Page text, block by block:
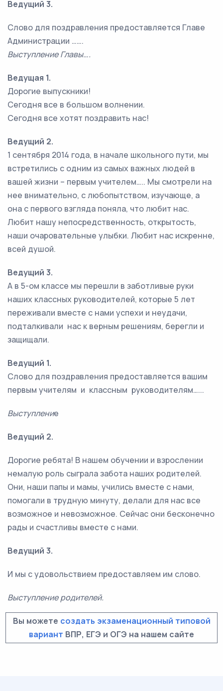
Ведущий 3.
Слово для поздравления предоставляется Главе
Администрации …….
Выступление Главы….
Ведущая 1.
Дорогие выпускники!
Сегодня все в большом волнении.
Сегодня все хотят поздравить нас!
Ведущий 2.
1 сентября 2014 года, в начале школьного пути, мы
встретились с одним из самых важных людей в
вашей жизни – первым учителем….. Мы смотрели на
нее внимательно, с любопытством, изучающе, а
она с первого взгляда поняла, что любит нас.
Любит нашу непосредственность, открытость,
наши очаровательные улыбки. Любит нас искренне,
всей душой.
Ведущий 3.
А в 5-ом классе мы перешли в заботливые руки
наших классных руководителей, которые 5 лет
переживали вместе с нами успехи и неудачи,
подталкивали нас к верным решениям, берегли и
защищали.
Ведущий 1.
Слово для поздравления предоставляется вашим
первым учителям и классным руководителям…...
Выступление
Ведущий 2.
Дорогие ребята! В нашем обучении и взрослении
немалую роль сыграла забота наших родителей.
Они, наши папы и мамы, учились вместе с нами,
помогали в трудную минуту, делали для нас все
возможное и невозможное. Сейчас они бесконечно
рады и счастливы вместе с нами.
Ведущий 3.
И мы с удовольствием предоставляем им слово.
Выступление родителей.
Вы можете создать экзаменационный типовой
вариант ВПР, ЕГЭ и ОГЭ на нашем сайте